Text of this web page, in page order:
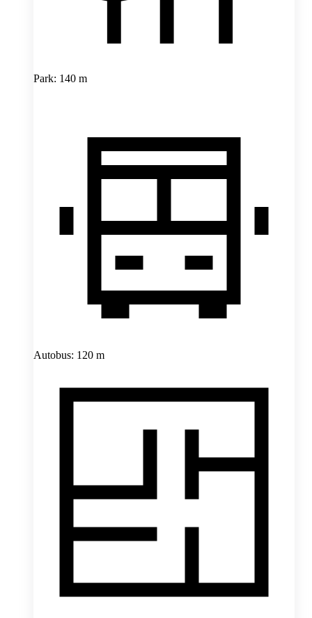
Park: 140 m
Autobus: 120 m